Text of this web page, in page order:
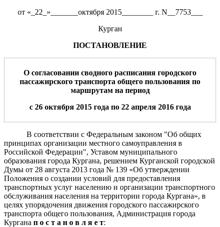
от «_22_»_______октября 2015________ г. N__7753___
Курган
ПОСТАНОВЛЕНИЕ
О согласовании сводного расписания городского
пассажирского транспорта общего пользования по
маршрутам на период
с 26октября 2015 года по 22 апреля 2016 года
В соответствии с Федеральным законом "Об общих
принципах организации местного самоуправления в
Российской Федерации", Уставом муниципального
образования города Кургана, решением Курганской городской
Думы от 28 августа 2013 года № 139 «Об утверждении
Положения о создании условий для предоставления
транспортных услуг населению и организации транспортного
обслуживания населения на территории города Кургана», в
целях упорядочения движения городского пассажирского
транспорта общего пользования, Администрация города
Кургана п о с т а н о в л я е т: